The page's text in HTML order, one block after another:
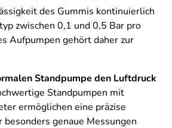
des Gummis kontinuierlich
zwischen 0,1 und 0,5 Bar pro
Aufpumpen gehört daher zur
Standpumpe den Luftdruck
Standpumpen mit
ermöglichen eine präzise
besonders genaue Messungen